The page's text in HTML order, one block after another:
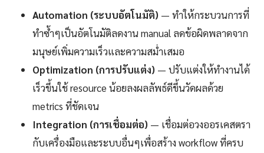
Automation (ระบบอัตโนมัติ) — ทำให้กระบวนการที่
ทำซ้ำๆเป็นอัตโนมัติลดงาน manual ลดข้อผิดพลาดจาก
มนุษย์เพิ่มความเร็วและความสม่ำเสมอ
Optimization (การปรับแต่ง) — ปรับแต่งให้ทำงานได้
เร็วขึ้นใช้ resource น้อยลงผลลัพธ์ดีขึ้นวัดผลด้วย
metrics ที่ชัดเจน
Integration (การเชื่อมต่อ) — เชื่อมต่อวงออรเคสตรา
กับเครื่องมือและระบบอื่นๆเพื่อสร้าง workflow ที่ครบ